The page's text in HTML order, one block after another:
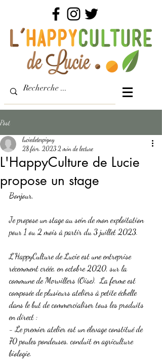
Post
L'HappyCulture de Lucie
propose un stage
luciedeterpigny
28 févr. 2023 2 min de lecture
Bonjour,
Je propose un stage au sein de mon exploitation
pour 1 ou 2 mois à partir du 3 juillet 2023.
L’HappyCulture de Lucie est une entreprise
récemment créée, en octobre 2020, sur la
commune de Morvillers (Oise).  La ferme est
composée de plusieurs ateliers à petite échelle
dans le but de commercialiser tous les produits
en direct :
- Le premier atelier est un élevage constitué de
70 poules pondeuses, conduit en agriculture
biologie.